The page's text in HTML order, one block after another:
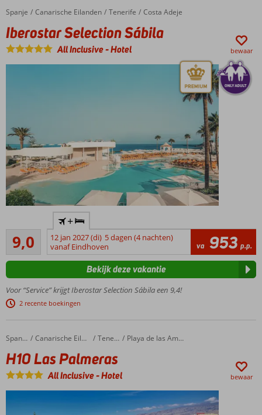
en een
splash pool
Prima
reis,
prima
of All
Inclusive
Home
Spanje Canarische Eilanden Tenerife Costa Adeje
Iberostar Selection Sábila
Iberostar Selection Sábila
All Inclusive-Hotel bewaar
min.
leeftijd
16 jaar
hotel nabij
het
zandstrand
Tip van
Cor:
kamers
en
suites
9,0
Uitstekend
65
beoordelingen
+
12 jan 2027 (di) 5 dagen (4 nachten)
vanaf Eindhoven
va 953 p.p.
Voor “Service” krijgt Iberostar Selection Sábila een 9,4!
2 recente boekingen
Bekijk deze vakantie
Home Spanje Canarische Eilanden Tenerife Playa de las Americas
H10 Las Palmeras
H10 Las Palmeras
All Inclusive-Hotel bewaar